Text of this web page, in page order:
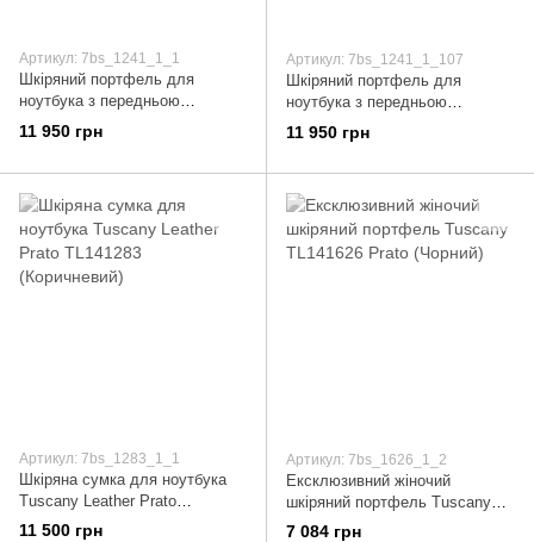
Артикул: 7bs_1241_1_1
Шкіряний портфель для
ноутбука з передньою
кишенею Tuscany Leather
Urbino TL141241 (Коричневий)
11 950 грн
Артикул: 7bs_1241_1_107
Шкіряний портфель для
ноутбука з передньою
кишенею Tuscany Leather
Urbino TL141241 (Темно-синій)
11 950 грн
Артикул: 7bs_1283_1_1
Шкіряна сумка для ноутбука
Tuscany Leather Prato
TL141283 (Коричневий)
11 500 грн
Артикул: 7bs_1626_1_2
Ексклюзивний жіночий
шкіряний портфель Tuscany
TL141626 Prato (Чорний)
7 084 грн